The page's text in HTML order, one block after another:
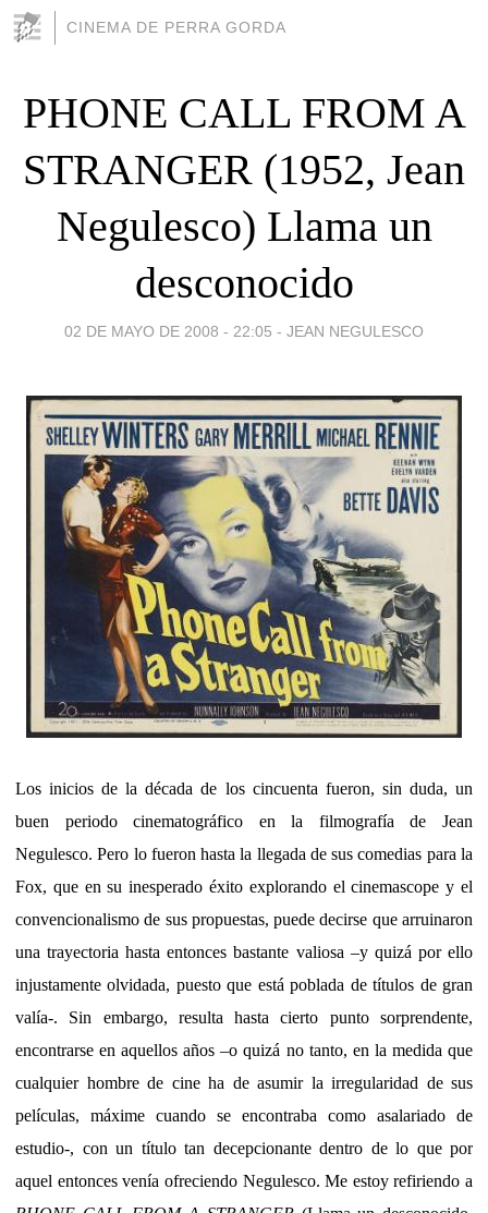
CINEMA DE PERRA GORDA
PHONE CALL FROM A
STRANGER (1952, Jean
Negulesco) Llama un
desconocido
02 DE MAYO DE 2008 - 22:05 - JEAN NEGULESCO
Los inicios de la década de los cincuenta fueron, sin duda, un
buen periodo cinematográfico en la filmografía de Jean
Negulesco. Pero lo fueron hasta la llegada de sus comedias para la
Fox, que en su inesperado éxito explorando el cinemascope y el
convencionalismo de sus propuestas, puede decirse que arruinaron
una trayectoria hasta entonces bastante valiosa –y quizá por ello
injustamente olvidada, puesto que está poblada de títulos de gran
valía-. Sin embargo, resulta hasta cierto punto sorprendente,
encontrarse en aquellos años –o quizá no tanto, en la medida que
cualquier hombre de cine ha de asumir la irregularidad de sus
películas, máxime cuando se encontraba como asalariado de
estudio-, con un título tan decepcionante dentro de lo que por
aquel entonces venía ofreciendo Negulesco. Me estoy refiriendo a